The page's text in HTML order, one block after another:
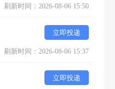
刷新时间：2026-08-06 15:50
立即投递
刷新时间：2026-08-06 15:37
立即投递